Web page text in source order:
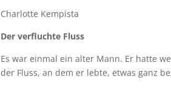
Charlotte Kempista
Der verfluchte Fluss
Es war einmal ein alter Mann. Er hatte
der Fluss, an dem er lebte, etwas ganz